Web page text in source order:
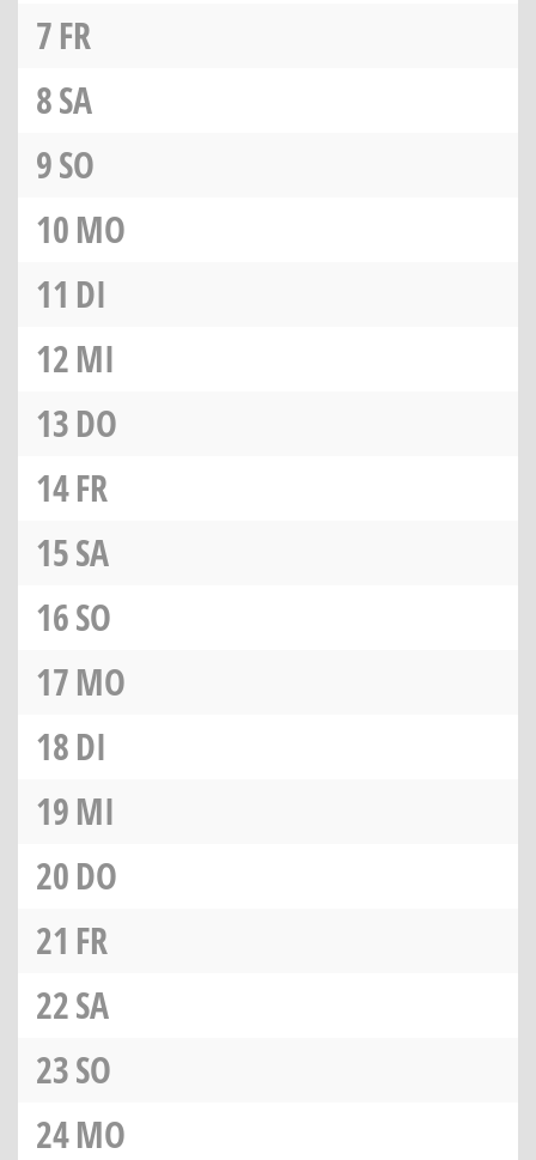
7FR
8SA
9SO
10MO
11 DI
12MI
13DO
14FR
15SA
16SO
17MO
18DI
19MI
20DO
21 FR
22SA
23SO
24MO